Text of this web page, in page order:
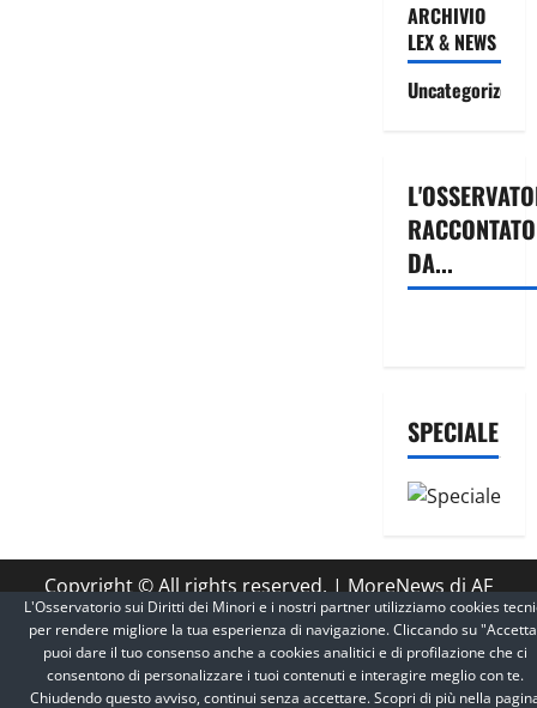
ARCHIVIO
LEX & NEWS
Uncategorized
RACCONTATO
DA...
SPECIALE
Copyright © All rights reserved.|MoreNewsdi AF
themes.
L'Osservatorio sui Diritti dei Minori e i nostri partner utilizziamo cookies
per rendere migliore la tua esperienza di navigazione. Cliccando su
puoi dare il tuo consenso anche a cookies analitici e di profilazione che ci
consentono di personalizzare i tuoi contenuti e interagire meglio con te.
Chiudendo questo avviso, continui senza accettare. Scopri di più nella